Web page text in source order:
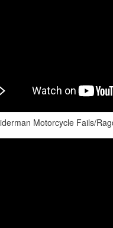
Motorcycle Fails/